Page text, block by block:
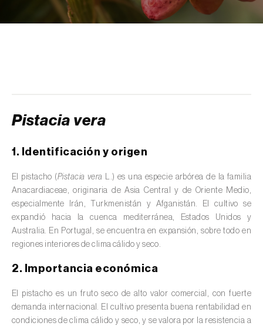
Alcaravea (Carum carvi)
Algarrobo (Ceratonia siliqua
Algodonero (Gossypium spp.
Aliso (Alnus glutinosa )
Almendro (Prunus dulcis)
Altramuz (Lupinus spp.)
valas, canais, açudes, barragens e estações
Anacardo (Anacardium occidentale )
Pistacia vera
1. Identificación y origen
El pistacho (Pistacia vera L.) es una especie arbórea de la familia
Anacardiaceae, originaria de Asia Central y de Oriente Medio,
especialmente Irán, Turkmenistán y Afganistán. El cultivo se
expandió hacia la cuenca mediterránea, Estados Unidos y
Australia. En Portugal, se encuentra en expansión, sobre todo en
regiones interiores de clima cálido y seco.
2. Importancia económica
El pistacho es un fruto seco de alto valor comercial, con fuerte
demanda internacional. El cultivo presenta buena rentabilidad en
condiciones de clima cálido y seco, y se valora por la resistencia a